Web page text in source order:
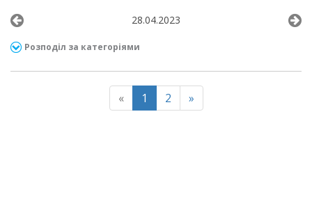
28.04.2023
Розподіл за категоріями
« 1 2 »